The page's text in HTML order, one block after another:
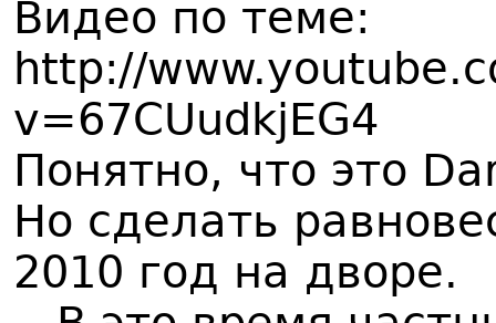
Видео по теме:
http://
v=67CUudkjEG4
Понятно, что это
Но сделать
2010 год на дворе.